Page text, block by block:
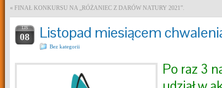
« FINAŁ KONKURSU NA „RÓŻANIEC Z DARÓW NATURY 2021”.
LIS
08 Listopad miesiącem
Bez kategorii
Po raz 3